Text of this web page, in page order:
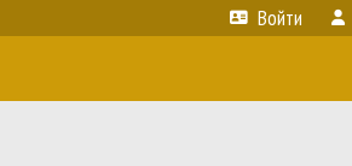
Войти